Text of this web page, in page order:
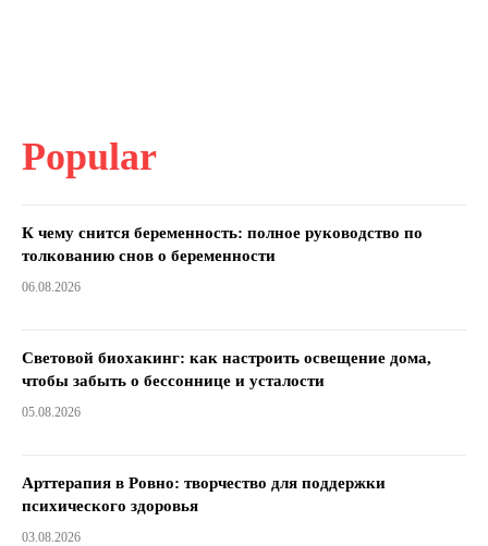
Popular
К чему снится беременность: полное руководство по
толкованию снов о беременности
06.08.2026
Световой биохакинг: как настроить освещение дома,
чтобы забыть о бессоннице и усталости
05.08.2026
Арттерапия в Ровно: творчество для поддержки
психического здоровья
03.08.2026